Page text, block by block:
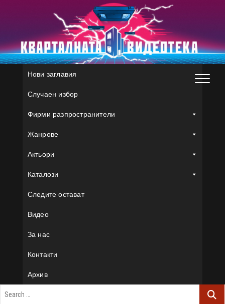
Нови заглавия
Случаен избор
Фирми разпространители
Жанрове
Актьори
Каталози
Следите остават
Видео
За нас
Контакти
Архив